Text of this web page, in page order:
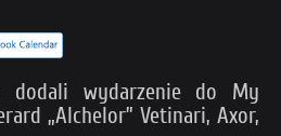
dodali wydarzenie do My
„Alchelor” Vetinari, Axor,